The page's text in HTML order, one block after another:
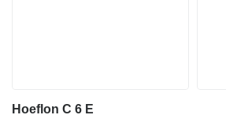
Hoeflon C 6 E